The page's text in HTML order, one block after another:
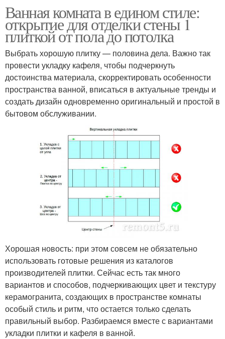
Ванная комната в едином стиле:
открытие для отделки стены 1
плиткой от пола до потолка
Выбрать хорошую плитку — половина дела. Важно так
провести укладку кафеля, чтобы подчеркнуть
достоинства материала, скорректировать особенности
пространства ванной, вписаться в актуальные тренды и
создать дизайн одновременно оригинальный и простой в
бытовом обслуживании.
Хорошая новость: при этом совсем не обязательно
использовать готовые решения из каталогов
производителей плитки. Сейчас есть так много
вариантов и способов, подчеркивающих цвет и текстуру
керамогранита, создающих в пространстве комнаты
особый стиль и ритм, что остается только сделать
правильный выбор. Разбираемся вместе с вариантами
укладки плитки и кафеля в ванной.